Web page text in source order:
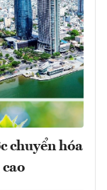
chuyển hóa